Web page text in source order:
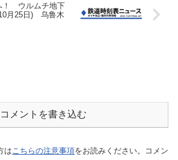
！ ウルムチ地下
月25日) 乌鲁木
コメントを書き込む
は こちらの注意事項をお読みください。コメン